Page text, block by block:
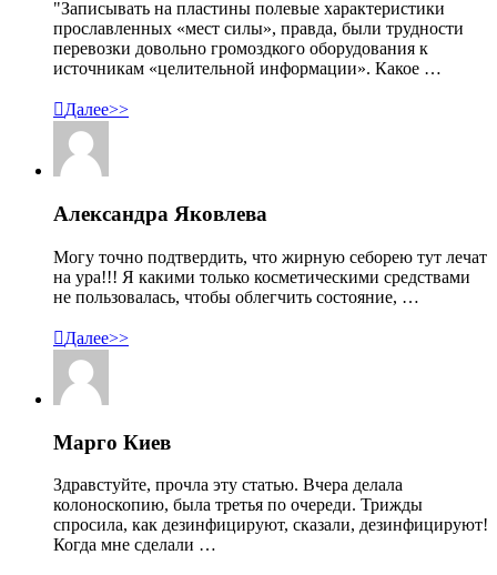
"Записывать на пластины полевые характеристики
прославленных «мест силы», правда, были трудности
перевозки довольно громоздкого оборудования к
источникам «целительной информации». Какое …
Далее>>
Александра Яковлева
Могу точно подтвердить, что жирную себорею тут лечат
на ура!!! Я какими только косметическими средствами
не пользовалась, чтобы облегчить состояние, …
Далее>>
Марго Киев
Здравстуйте, прочла эту статью. Вчера делала
колоноскопию, была третья по очереди. Трижды
спросила, как дезинфицируют, сказали, дезинфицируют!
Когда мне сделали …